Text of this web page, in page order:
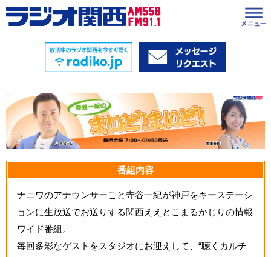
番組内容
ナニワのアナウンサーこと寺谷一紀が神戸をキーステーシ
ョンに生放送でお送りする関西ええとこまるかじりの情報
ワイド番組。
毎回多彩なゲストをスタジオにお迎えして、“聴くカルチ